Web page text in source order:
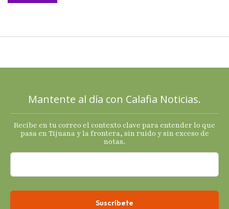
2025 con
termómetro
s
económicos.
Mantente al día con Calafia Noticias.
Recibe en tu correo el contexto clave para entender lo que
pasa en Tijuana y la frontera, sin ruido y sin exceso de
notas.